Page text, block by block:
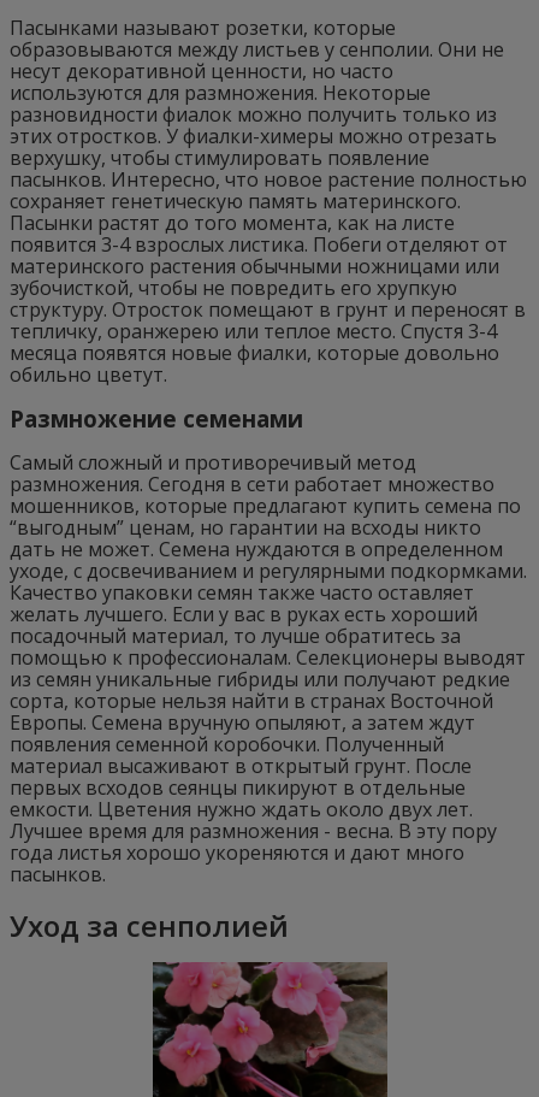
Пасынками называют розетки, которые
образовываются между листьев у сенполии. Они не
несут декоративной ценности, но часто
используются для размножения. Некоторые
разновидности фиалок можно получить только из
этих отростков. У фиалки-химеры можно отрезать
верхушку, чтобы стимулировать появление
пасынков. Интересно, что новое растение полностью
сохраняет генетическую память материнского.
Пасынки растят до того момента, как на листе
появится 3-4 взрослых листика. Побеги отделяют от
материнского растения обычными ножницами или
зубочисткой, чтобы не повредить его хрупкую
структуру. Отросток помещают в грунт и переносят в
тепличку, оранжерею или теплое место. Спустя 3-4
месяца появятся новые фиалки, которые довольно
обильно цветут.
Размножение семенами
Самый сложный и противоречивый метод
размножения. Сегодня в сети работает множество
мошенников, которые предлагают купить семена по
“выгодным” ценам, но гарантии на всходы никто
дать не может. Семена нуждаются в определенном
уходе, с досвечиванием и регулярными подкормками.
Качество упаковки семян также часто оставляет
желать лучшего. Если у вас в руках есть хороший
посадочный материал, то лучше обратитесь за
помощью к профессионалам. Селекционеры выводят
из семян уникальные гибриды или получают редкие
сорта, которые нельзя найти в странах Восточной
Европы. Семена вручную опыляют, а затем ждут
появления семенной коробочки. Полученный
материал высаживают в открытый грунт. После
первых всходов сеянцы пикируют в отдельные
емкости. Цветения нужно ждать около двух лет.
Лучшее время для размножения - весна. В эту пору
года листья хорошо укореняются и дают много
пасынков.
Уход за сенполией